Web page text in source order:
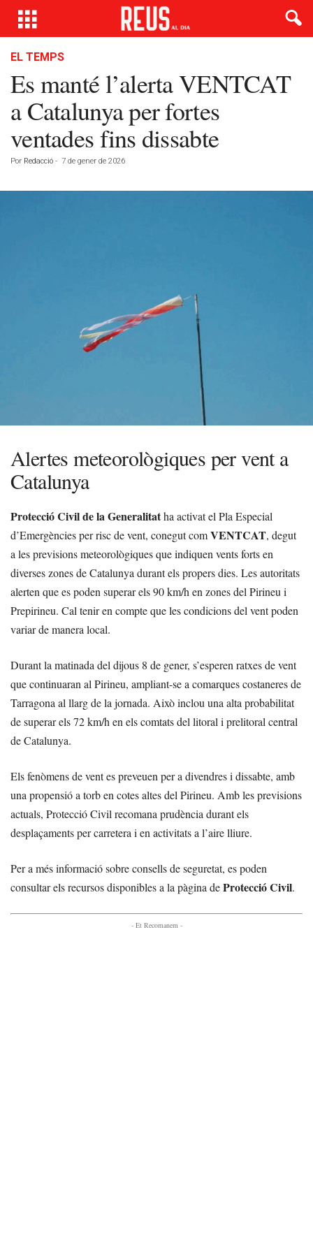
EL TEMPS
Es manté l’alerta VENTCAT
a Catalunya per fortes
ventades fins dissabte
Por Redacció - 7 de gener de 2026
Alertes meteorològiques per vent a
Catalunya
Protecció Civil de la Generalitatha activat el Pla Especial
d’Emergències per risc de vent, conegut comVENTCAT, degut
a les previsions meteorològiques que indiquen vents forts en
diverses zones de Catalunya durant els propers dies. Les autoritats
alerten que es poden superar els 90 km/h en zones del Pirineu i
Prepirineu. Cal tenir en compte que les condicions del vent poden
variar de manera local.
Durant la matinada del dijous 8 de gener, s’esperen ratxes de vent
que continuaran al Pirineu, ampliant-se a comarques costaneres de
Tarragona al llarg de la jornada. Això inclou una alta probabilitat
de superar els 72 km/h en els comtats del litoral i prelitoral central
de Catalunya.
Els fenòmens de vent es preveuen per a divendres i dissabte, amb
una propensió a torb en cotes altes del Pirineu. Amb les previsions
actuals, Protecció Civil recomana prudència durant els
desplaçaments per carretera i en activitats a l’aire lliure.
Per a més informació sobre consells de seguretat, es poden
consultar els recursos disponibles a la pàgina deProtecció Civil.
- Et Recomanem -